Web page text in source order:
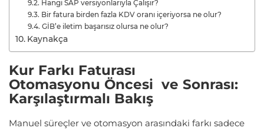
Hangi SAP versiyonlarıyla Çalışır?
Bir fatura birden fazla KDV oranı içeriyorsa ne olur?
GİB’e iletim başarısız olursa ne olur?
Kaynakça
Kur Farkı Faturası
Otomasyonu Öncesi ve Sonrası:
Karşılaştırmalı Bakış
Manuel süreçler ve otomasyon arasındaki farkı sadece